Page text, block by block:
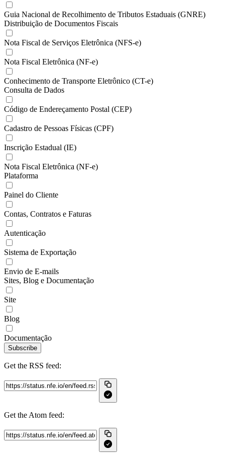
Guia Nacional de Recolhimento de Tributos Estaduais (GNRE)
Distribuição de Documentos Fiscais
Nota Fiscal de Serviços Eletrônica (NFS-e)
Nota Fiscal Eletrônica (NF-e)
Conhecimento de Transporte Eletrônico (CT-e)
Consulta de Dados
Código de Endereçamento Postal (CEP)
Cadastro de Pessoas Físicas (CPF)
Inscrição Estadual (IE)
Nota Fiscal Eletrônica (NF-e)
Plataforma
Painel do Cliente
Contas, Contratos e Faturas
Autenticação
Sistema de Exportação
Envio de E-mails
Sites, Blog e Documentação
Site
Blog
Documentação
Subscribe
Get the RSS feed:
Get the Atom feed: